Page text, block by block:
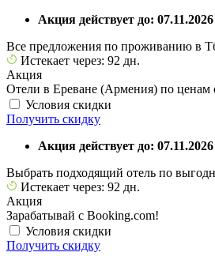
Акция действует до: 07.11.2026
Все предложения по проживанию в
Истекает через: 92 дн.
Акция
Отели в Ереване (Армения) по ценам
Условия скидки
Получить скидку
Акция действует до: 07.11.2026
Выбрать подходящий отель по
Истекает через: 92 дн.
Акция
Зарабатывай с Booking.com!
Условия скидки
Получить скидку